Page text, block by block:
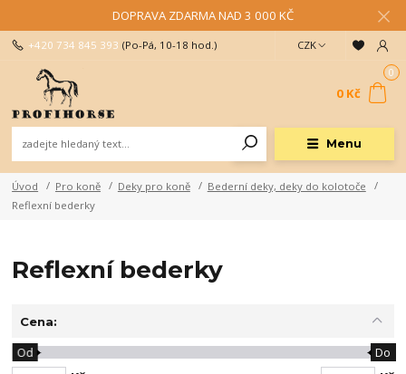
DOPRAVA ZDARMA NAD 3 000 KČ
Menu
CZK
+420 734 845 393 (Po-Pá, 10-18 hod.)
0
0 Kč
Úvod Pro koně Deky pro koně
Bederní deky, deky do kolotoče
Reflexní bederky
Reflexní bederky
Cena:
Od Do